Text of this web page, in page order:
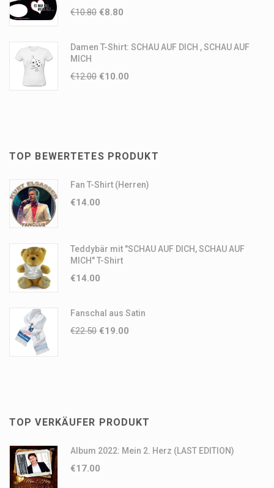
€10.80 €8.80
Damen T-Shirt: SCHAU AUF DICH , SCHAU AUF
MICH
€12.00 €10.00
TOP BEWERTETES PRODUKT
Fan T-Shirt (Herren)
€14.00
Teddybär mit "SCHAU AUF DICH, SCHAU AUF
MICH" T-Shirt
€14.00
Fanschal aus Satin
€22.50 €19.00
TOP VERKÄUFER PRODUKT
Album 2022: Mein 2. Herz (LAST EDITION)
€17.00